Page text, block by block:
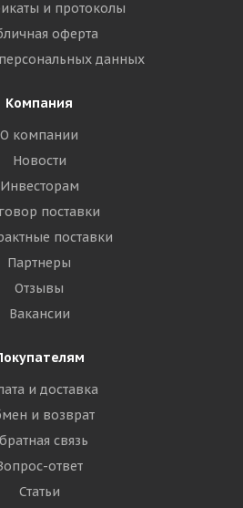
и протоколы
оферта
данных
Компания
О компании
Новости
Инвесторам
поставки
поставки
Партнеры
Отзывы
Вакансии
и доставка
и возврат
связь
ответ
Статьи